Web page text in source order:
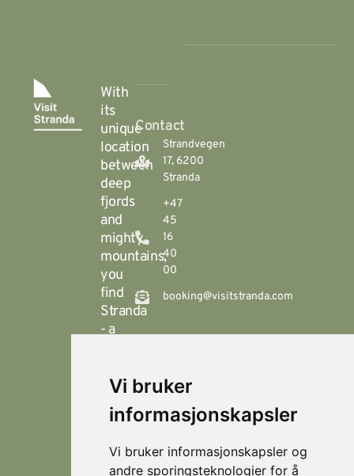
Vi bruker
informasjonskapsler
Vi bruker informasjonskapsler og
andre sporingsteknologier for å
With
its
unique
location
between
deep
fjords
and
mighty
mountains,
you
find
Stranda
- a
destination
that
offers
hiking
Contact
Strandvegen
17, 6200
Stranda
+47
45
16
40
00
booking@visitstranda.com
Locations
Fjellsætra
Stranda
Horn Media